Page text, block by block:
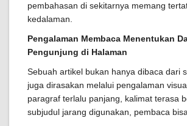
pembahasan di sekitarnya memang
kedalaman.
Pengalaman Membaca Menentukan
Pengunjung di Halaman
Sebuah artikel bukan hanya dibaca dari
juga dirasakan melalui pengalaman
paragraf terlalu panjang, kalimat terasa
subjudul jarang digunakan, pembaca